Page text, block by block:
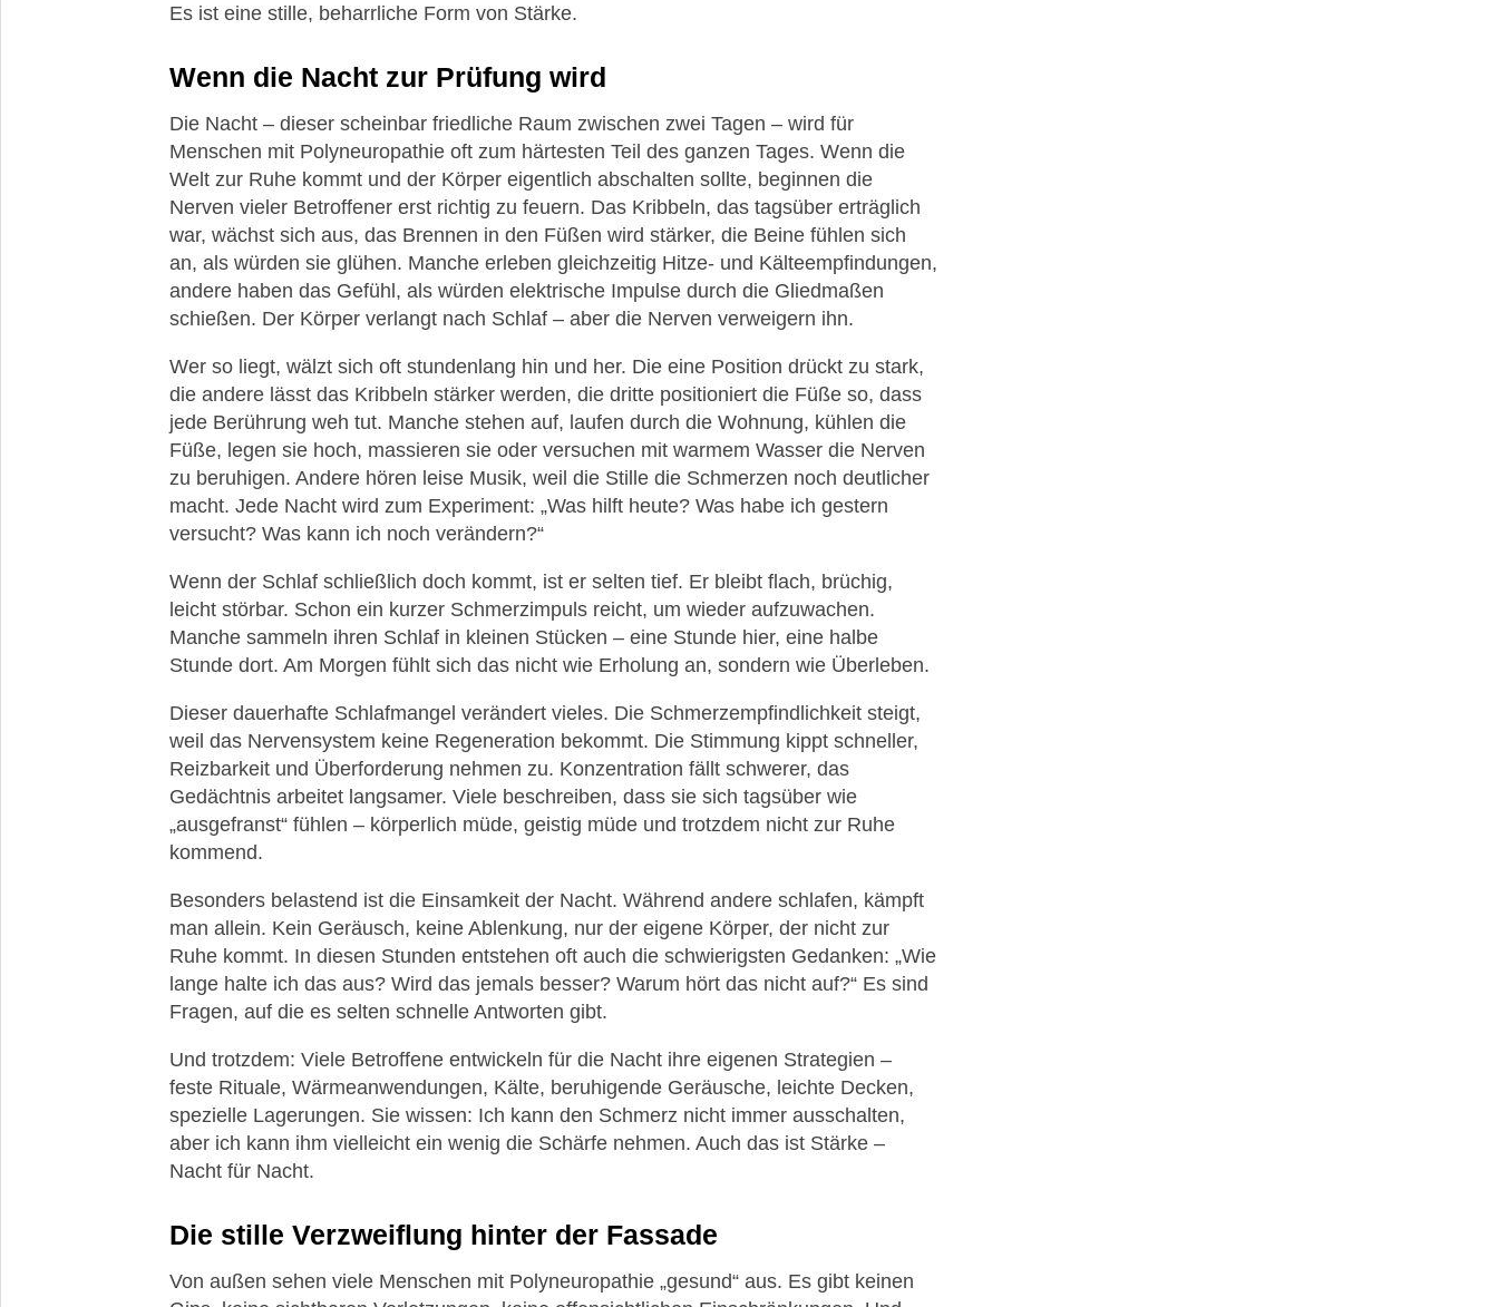
Es ist eine stille, beharrliche Form von Stärke.
Wenn die Nacht zur Prüfung wird
Die Nacht – dieser scheinbar friedliche Raum zwischen zwei Tagen – wird für
Menschen mit Polyneuropathie oft zum härtesten Teil des ganzen Tages. Wenn die
Welt zur Ruhe kommt und der Körper eigentlich abschalten sollte, beginnen die
Nerven vieler Betroffener erst richtig zu feuern. Das Kribbeln, das tagsüber erträglich
war, wächst sich aus, das Brennen in den Füßen wird stärker, die Beine fühlen sich
an, als würden sie glühen. Manche erleben gleichzeitig Hitze- und Kälteempfindungen,
andere haben das Gefühl, als würden elektrische Impulse durch die Gliedmaßen
schießen. Der Körper verlangt nach Schlaf – aber die Nerven verweigern ihn.
Wer so liegt, wälzt sich oft stundenlang hin und her. Die eine Position drückt zu stark,
die andere lässt das Kribbeln stärker werden, die dritte positioniert die Füße so, dass
jede Berührung weh tut. Manche stehen auf, laufen durch die Wohnung, kühlen die
Füße, legen sie hoch, massieren sie oder versuchen mit warmem Wasser die Nerven
zu beruhigen. Andere hören leise Musik, weil die Stille die Schmerzen noch deutlicher
macht. Jede Nacht wird zum Experiment: „Was hilft heute? Was habe ich gestern
versucht? Was kann ich noch verändern?“
Wenn der Schlaf schließlich doch kommt, ist er selten tief. Er bleibt flach, brüchig,
leicht störbar. Schon ein kurzer Schmerzimpuls reicht, um wieder aufzuwachen.
Manche sammeln ihren Schlaf in kleinen Stücken – eine Stunde hier, eine halbe
Stunde dort. Am Morgen fühlt sich das nicht wie Erholung an, sondern wie Überleben.
Dieser dauerhafte Schlafmangel verändert vieles. Die Schmerzempfindlichkeit steigt,
weil das Nervensystem keine Regeneration bekommt. Die Stimmung kippt schneller,
Reizbarkeit und Überforderung nehmen zu. Konzentration fällt schwerer, das
Gedächtnis arbeitet langsamer. Viele beschreiben, dass sie sich tagsüber wie
„ausgefranst“ fühlen – körperlich müde, geistig müde und trotzdem nicht zur Ruhe
kommend.
Besonders belastend ist die Einsamkeit der Nacht. Während andere schlafen, kämpft
man allein. Kein Geräusch, keine Ablenkung, nur der eigene Körper, der nicht zur
Ruhe kommt. In diesen Stunden entstehen oft auch die schwierigsten Gedanken: „Wie
lange halte ich das aus? Wird das jemals besser? Warum hört das nicht auf?“ Es sind
Fragen, auf die es selten schnelle Antworten gibt.
Und trotzdem: Viele Betroffene entwickeln für die Nacht ihre eigenen Strategien –
feste Rituale, Wärmeanwendungen, Kälte, beruhigende Geräusche, leichte Decken,
spezielle Lagerungen. Sie wissen: Ich kann den Schmerz nicht immer ausschalten,
aber ich kann ihm vielleicht ein wenig die Schärfe nehmen. Auch das ist Stärke –
Nacht für Nacht.
Die stille Verzweiflung hinter der Fassade
Von außen sehen viele Menschen mit Polyneuropathie „gesund“ aus. Es gibt keinen